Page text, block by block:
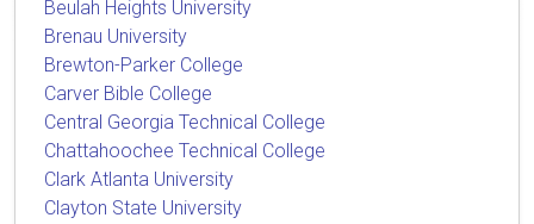
Beulah Heights University
Brenau University
Brewton-Parker College
Carver Bible College
Central Georgia Technical College
Chattahoochee Technical College
Clark Atlanta University
Clayton State University